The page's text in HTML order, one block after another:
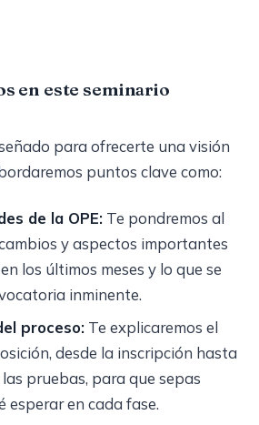
en este seminario
para ofrecerte una visión
puntos clave como:
de la OPE: Te pondremos al
y aspectos importantes
los últimos meses y lo que se
inminente.
proceso: Te explicaremos el
desde la inscripción hasta
pruebas, para que sepas
esperar en cada fase.